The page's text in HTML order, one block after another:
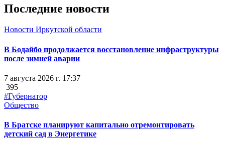
Последние новости
Новости Иркутской области
В Бодайбо продолжается восстановление инфраструктуры
после зимней аварии
7 августа 2026 г. 17:37
395
#Губернатор
Общество
В Братске планируют капитально отремонтировать
детский сад в Энергетике